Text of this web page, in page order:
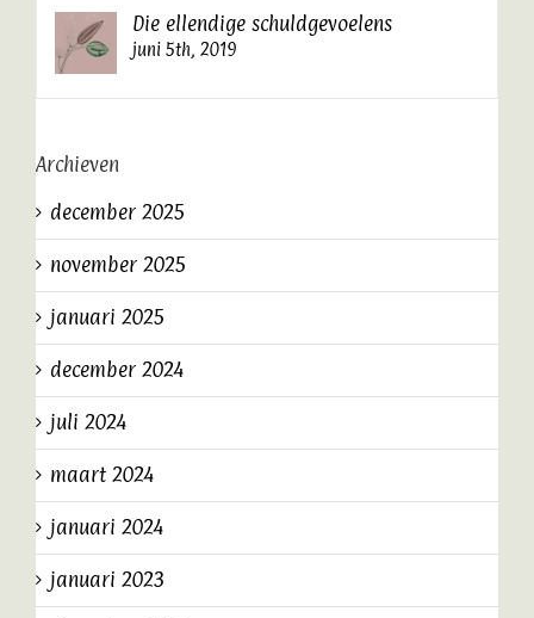
Die ellendige schuldgevoelens
juni 5th, 2019
Archieven
december 2025
november 2025
januari 2025
december 2024
juli 2024
maart 2024
januari 2024
januari 2023